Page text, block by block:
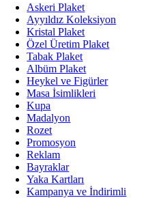
Askeri Plaket
Ayyıldız Koleksiyon
Kristal Plaket
Özel Üretim Plaket
Tabak Plaket
Albüm Plaket
Heykel ve Figürler
Masa İsimlikleri
Kupa
Madalyon
Rozet
Promosyon
Reklam
Bayraklar
Yaka Kartları
Kampanya ve İndirimli